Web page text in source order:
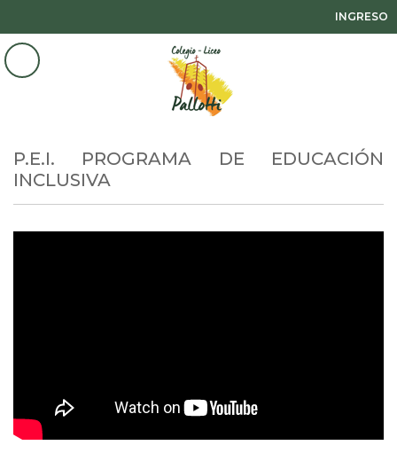
INGRESO
P.E.I. PROGRAMA DE EDUCACIÓN
INCLUSIVA